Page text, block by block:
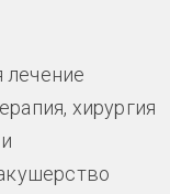
лечение
хирургия